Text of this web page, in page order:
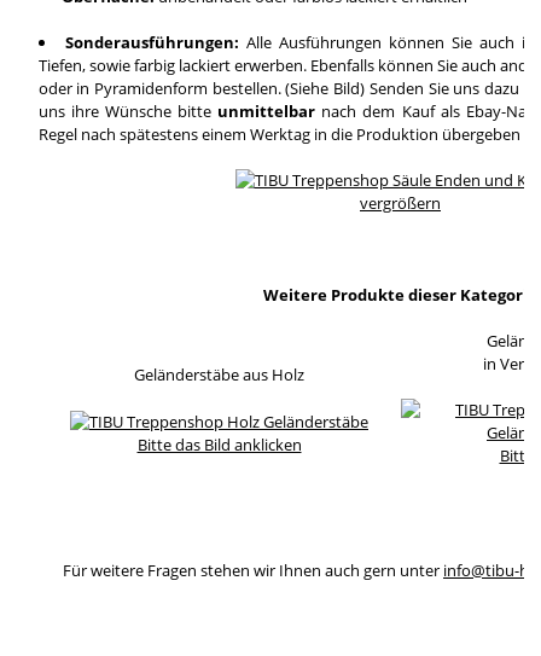
Sonderausführungen: Alle Ausführungen können Sie auch
Tiefen, sowie farbig lackiert erwerben. Ebenfalls können Sie auch
oder in Pyramidenform bestellen. (Siehe Bild) Senden Sie uns dazu
uns ihre Wünsche bitte unmittelbar nach dem Kauf als Ebay-
Regel nach spätestens einem Werktag in die Produktion übergeben
vergrößern
Weitere Produkte dieser Kategorie
Geländerstäbe aus Holz
Bitte das Bild anklicken
in
Bitte
Für weitere Fragen stehen wir Ihnen auch gern unter info@tibu-